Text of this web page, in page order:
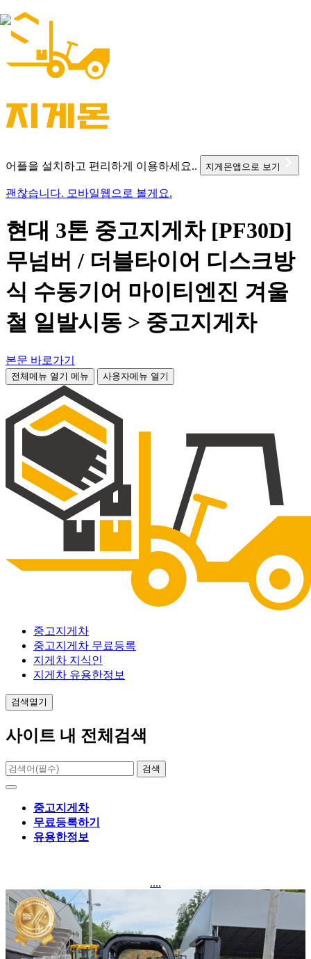
어플을 설치하고 편리하게 이용하세요.. 지게몬앱으로 보기
괜찮습니다. 모바일웹으로 볼게요.
현대 3톤 중고지게차 [PF30D]
무넘버 / 더블타이어 디스크방
식 수동기어 마이티엔진 겨울
철 일발시동 > 중고지게차
본문 바로가기
전체메뉴 열기 메뉴 사용자메뉴 열기
중고지게차
중고지게차 무료등록
지게차 지식인
지게차 유용한정보
검색열기
사이트 내 전체검색
검색
중고지게차
무료등록하기
유용한정보
....